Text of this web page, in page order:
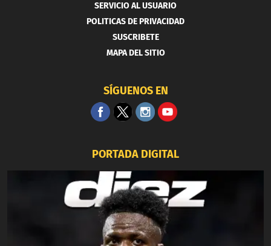
SERVICIO AL USUARIO
POLITICAS DE PRIVACIDAD
SUSCRIBETE
MAPA DEL SITIO
SÍGUENOS EN
PORTADA DIGITAL